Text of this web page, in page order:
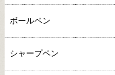
ボールペン
シャープペン